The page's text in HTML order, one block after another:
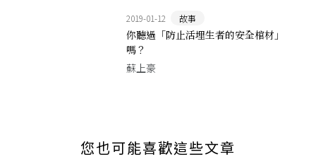
2019-01-12 故事
你聽過「防止活埋生者的安全棺材」
嗎？
蘇上豪
您也可能喜歡這些文章